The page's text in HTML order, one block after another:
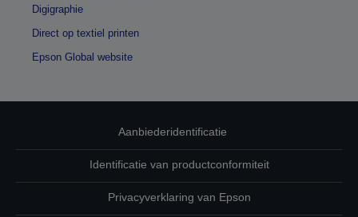
Digigraphie
Direct op textiel printen
Epson Global website
Aanbiederidentificatie
Identificatie van productconformiteit
Privacyverklaring van Epson